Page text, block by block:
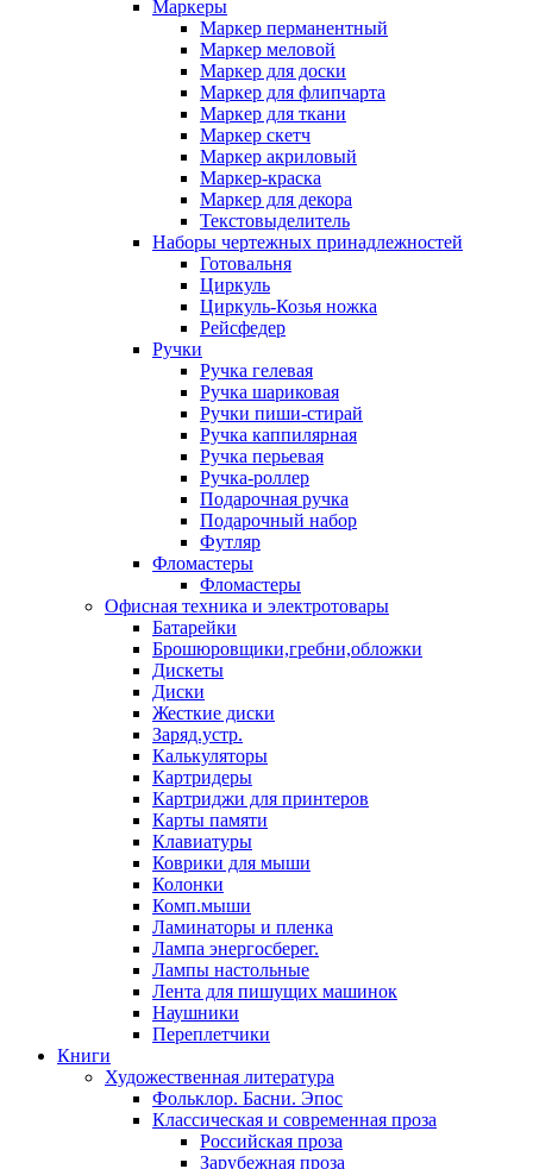
Маркеры
Маркер перманентный
Маркер меловой
Маркер для доски
Маркер для флипчарта
Маркер для ткани
Маркер скетч
Маркер акриловый
Маркер-краска
Маркер для декора
Текстовыделитель
Наборы чертежных принадлежностей
Готовальня
Циркуль
Циркуль-Козья ножка
Рейсфедер
Ручки
Ручка гелевая
Ручка шариковая
Ручки пиши-стирай
Ручка каппилярная
Ручка перьевая
Ручка-роллер
Подарочная ручка
Подарочный набор
Футляр
Фломастеры
Фломастеры
Офисная техника и электротовары
Батарейки
Брошюровщики,гребни,обложки
Дискеты
Диски
Жесткие диски
Заряд.устр.
Калькуляторы
Картридеры
Картриджи для принтеров
Карты памяти
Клавиатуры
Коврики для мыши
Колонки
Комп.мыши
Ламинаторы и пленка
Лампа энергосберег.
Лампы настольные
Лента для пишущих машинок
Наушники
Переплетчики
Книги
Художественная литература
Фольклор. Басни. Эпос
Классическая и современная проза
Российская проза
Зарубежная проза